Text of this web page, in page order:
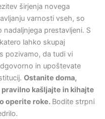
širjenja novega
varnosti vseh, so
prestavljeni. S
lahko skupaj
pozivamo, da tudi vi
in upoštevate
Ostanite doma,
kašljajte in kihajte
operite roke. Bodite strpni